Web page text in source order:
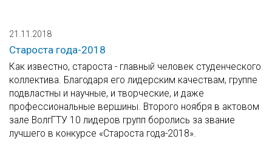
21.11.2018
Староста года-2018
Как известно, староста - главный человек студенческого
коллектива. Благодаря его лидерским качествам, группе
подвластны и научные, и творческие, и даже
профессиональные вершины. Второго ноября в актовом
зале ВолгГТУ 10 лидеров групп боролись за звание
лучшего в конкурсе «Староста года-2018».